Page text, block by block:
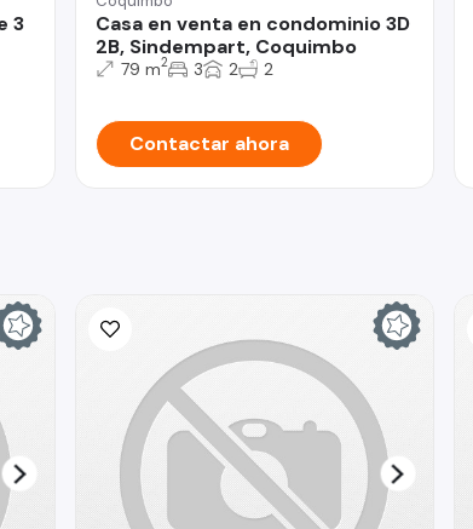
3
Casa en venta en condominio 3D
2B, Sindempart, Coquimbo
79 m2 3 2 2
Contactar ahora